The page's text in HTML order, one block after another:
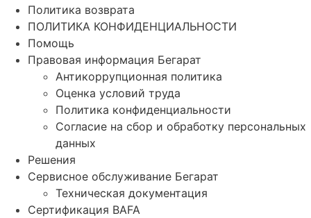
Политика возврата
ПОЛИТИКА КОНФИДЕНЦИАЛЬНОСТИ
Помощь
Правовая информация Бегарат
Антикоррупционная политика
Оценка условий труда
Политика конфиденциальности
Согласие на сбор и обработку персональных
данных
Решения
Сервисное обслуживание Бегарат
Техническая документация
Сертификация BAFA